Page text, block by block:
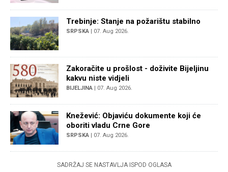
Trebinje: Stanje na požarištu stabilno
SRPSKA | 07. Aug 2026.
Zakoračite u prošlost - doživite Bijeljinu
kakvu niste vidjeli
BIJELJINA | 07. Aug 2026.
Knežević: Objaviću dokumente koji će
oboriti vladu Crne Gore
SRPSKA | 07. Aug 2026.
SADRŽAJ SE NASTAVLJA ISPOD OGLASA